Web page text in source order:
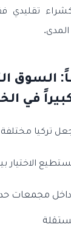
كشراء
السوق
في
تركيا مختلفة
الاختيار
مجمعات